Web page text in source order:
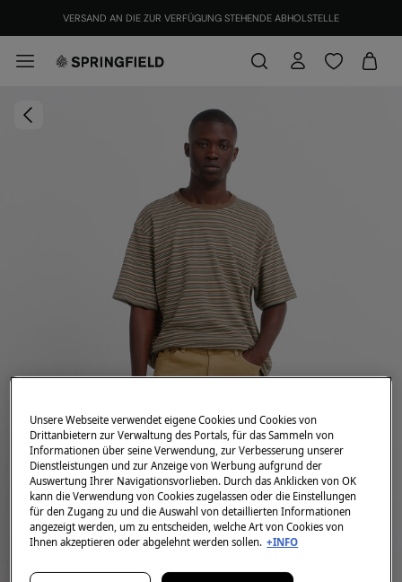
VERSAND AN DIE ZUR VERFÜGUNG STEHENDE ABHOLSTELLE
Unsere Webseite verwendet eigene Cookies und Cookies von
Drittanbietern zur Verwaltung des Portals, für das Sammeln von
Informationen über seine Verwendung, zur Verbesserung unserer
Dienstleistungen und zur Anzeige von Werbung aufgrund der
Auswertung Ihrer Navigationsvorlieben. Durch das Anklicken von OK
kann die Verwendung von Cookies zugelassen oder die Einstellungen
für den Zugang zu und die Auswahl von detaillierten Informationen
angezeigt werden, um zu entscheiden, welche Art von Cookies von
Ihnen akzeptieren oder abgelehnt werden sollen. +INFO